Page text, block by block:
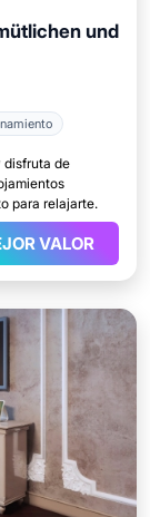
und
disfruta de
para relajarte.
VALOR